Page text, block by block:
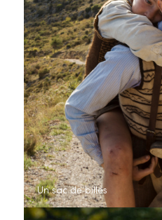
Un sac de billes